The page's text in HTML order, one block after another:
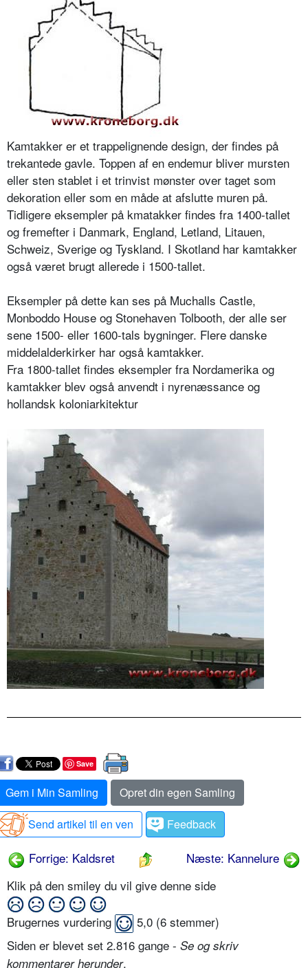
Kamtakker er et trappelignende design, der findes på
trekantede gavle. Toppen af en endemur bliver mursten
eller sten stablet i et trinvist mønster over taget som
dekoration eller som en måde at afslutte muren på.
Tidligere eksempler på kmatakker findes fra 1400-tallet
og fremefter i Danmark, England, Letland, Litauen,
Schweiz, Sverige og Tyskland. I Skotland har kamtakker
også været brugt allerede i 1500-tallet.
Eksempler på dette kan ses på Muchalls Castle,
Monboddo House og Stonehaven Tolbooth, der alle ser
sene 1500- eller 1600-tals bygninger. Flere danske
middelalderkirker har også kamtakker.
Fra 1800-tallet findes eksempler fra Nordamerika og
kamtakker blev også anvendt i nyrenæssance og
hollandsk koloniarkitektur
Save
Gem i Min Samling
Opret din egen Samling
Send artikel til en ven
Feedback
Forrige: Kaldsret
Næste: Kannelure
Klik på den smiley du vil give denne side
Brugernes vurdering 5,0 (6 stemmer)
Siden er blevet set 2.816 gange - Se og skriv
kommentarer herunder.